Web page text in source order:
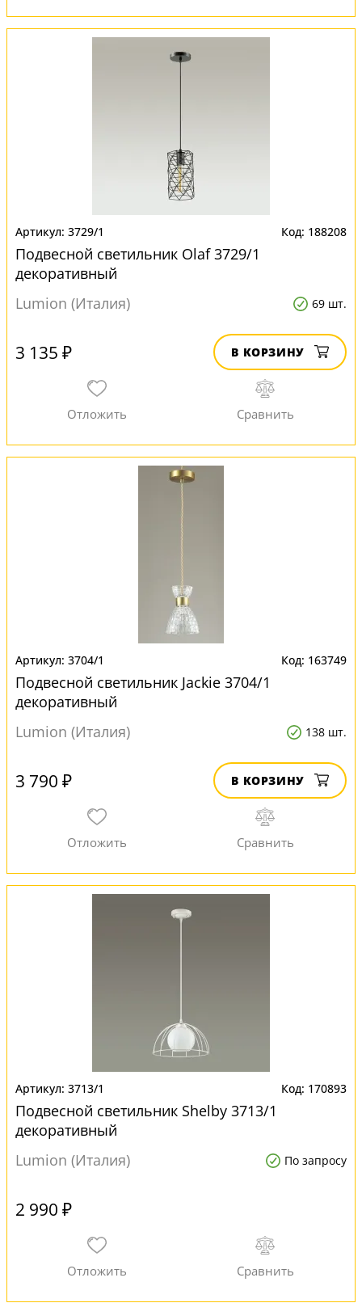
3729/1 188208
Подвесной светильник Olaf 3729/1
декоративный
Lumion (Италия)
69 шт.
3 135 ₽ В КОРЗИНУ
3704/1 163749
Подвесной светильник Jackie 3704/1
декоративный
Lumion (Италия)
138 шт.
3 790 ₽ В КОРЗИНУ
3713/1 170893
Подвесной светильник Shelby 3713/1
декоративный
Lumion (Италия)
По запросу
2 990 ₽